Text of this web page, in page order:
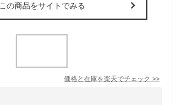
この商品をサイトでみる
価格と在庫を楽天でチェック >>